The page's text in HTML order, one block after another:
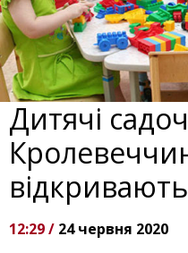
Дитячі
12:29 / 24 червня 2020